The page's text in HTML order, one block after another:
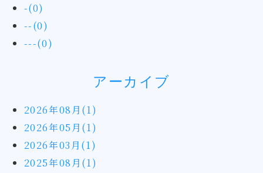
-(0)
--(0)
---(0)
アーカイブ
2026年08月(1)
2026年05月(1)
2026年03月(1)
2025年08月(1)